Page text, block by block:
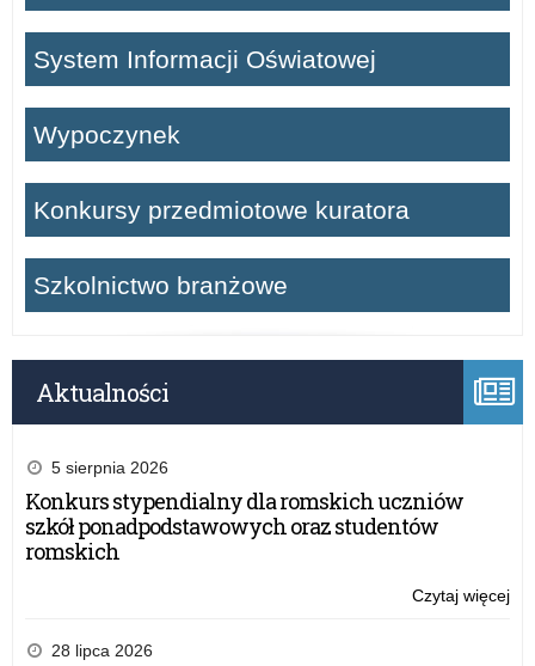
System Informacji Oświatowej
Wypoczynek
Konkursy przedmiotowe kuratora
Szkolnictwo branżowe
Aktualności
5 sierpnia 2026
Konkurs stypendialny dla romskich uczniów
szkół ponadpodstawowych oraz studentów
romskich
Czytaj więcej
28 lipca 2026